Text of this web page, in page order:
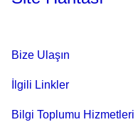
Bize Ulaşın
İlgili Linkler
Bilgi Toplumu Hizmetleri